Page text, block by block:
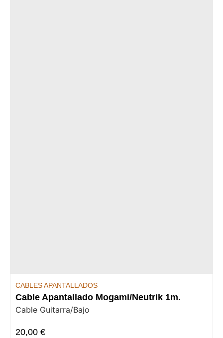
CABLES APANTALLADOS
Cable Apantallado Mogami/Neutrik 1m.
Cable Guitarra/Bajo
20,00 €